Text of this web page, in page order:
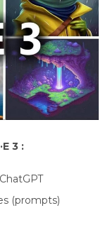
3 :
(prompts)